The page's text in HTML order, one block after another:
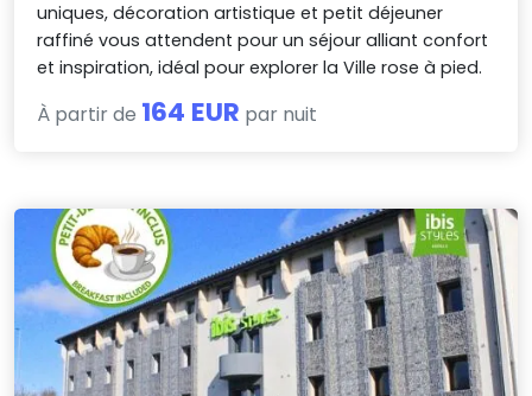
uniques, décoration artistique et petit déjeuner
raffiné vous attendent pour un séjour alliant confort
et inspiration, idéal pour explorer la Ville rose à pied.
À partir de 164 EUR par nuit